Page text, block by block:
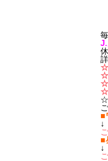
☆
☆
☆
☆
☆
■
↓
■
↓